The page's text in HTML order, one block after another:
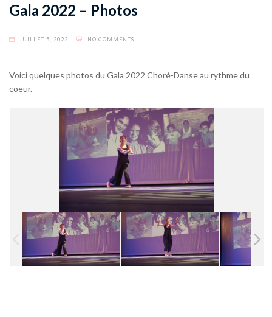
Gala 2022 – Photos
JUILLET 5, 2022 NO COMMENTS
Voici quelques photos du Gala 2022 Choré-Danse au rythme du
coeur.